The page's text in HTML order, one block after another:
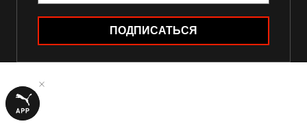
ПОДПИСАТЬСЯ